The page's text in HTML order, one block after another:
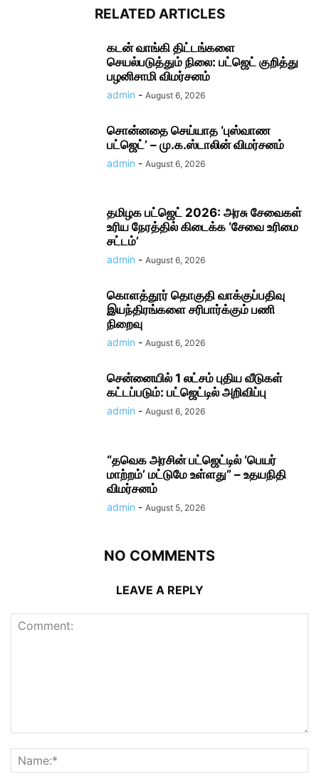
RELATED ARTICLES
கடன் வாங்கி திட்டங்களை
செயல்படுத்தும் நிலை: பட்ஜெட் குறித்து
பழனிசாமி விமர்சனம்
admin - August 6, 2026
சொன்னதை செய்யாத ‘புஸ்வாண
பட்ஜெட்’ – மு.க.ஸ்டாலின் விமர்சனம்
admin - August 6, 2026
தமிழக பட்ஜெட் 2026: அரசு சேவைகள்
உரிய நேரத்தில் கிடைக்க ‘சேவை உரிமை
சட்டம்’
admin - August 6, 2026
கொளத்தூர் தொகுதி வாக்குப்பதிவு
இயந்திரங்களை சரிபார்க்கும் பணி
நிறைவு
admin - August 6, 2026
சென்னையில் 1 லட்சம் புதிய வீடுகள்
கட்டப்படும்: பட்ஜெட்டில் அறிவிப்பு
admin - August 6, 2026
“தவெக அரசின் பட்ஜெட்டில் ‘பெயர்
மாற்றம்’ மட்டுமே உள்ளது” – உதயநிதி
விமர்சனம்
admin - August 5, 2026
NO COMMENTS
LEAVE A REPLY